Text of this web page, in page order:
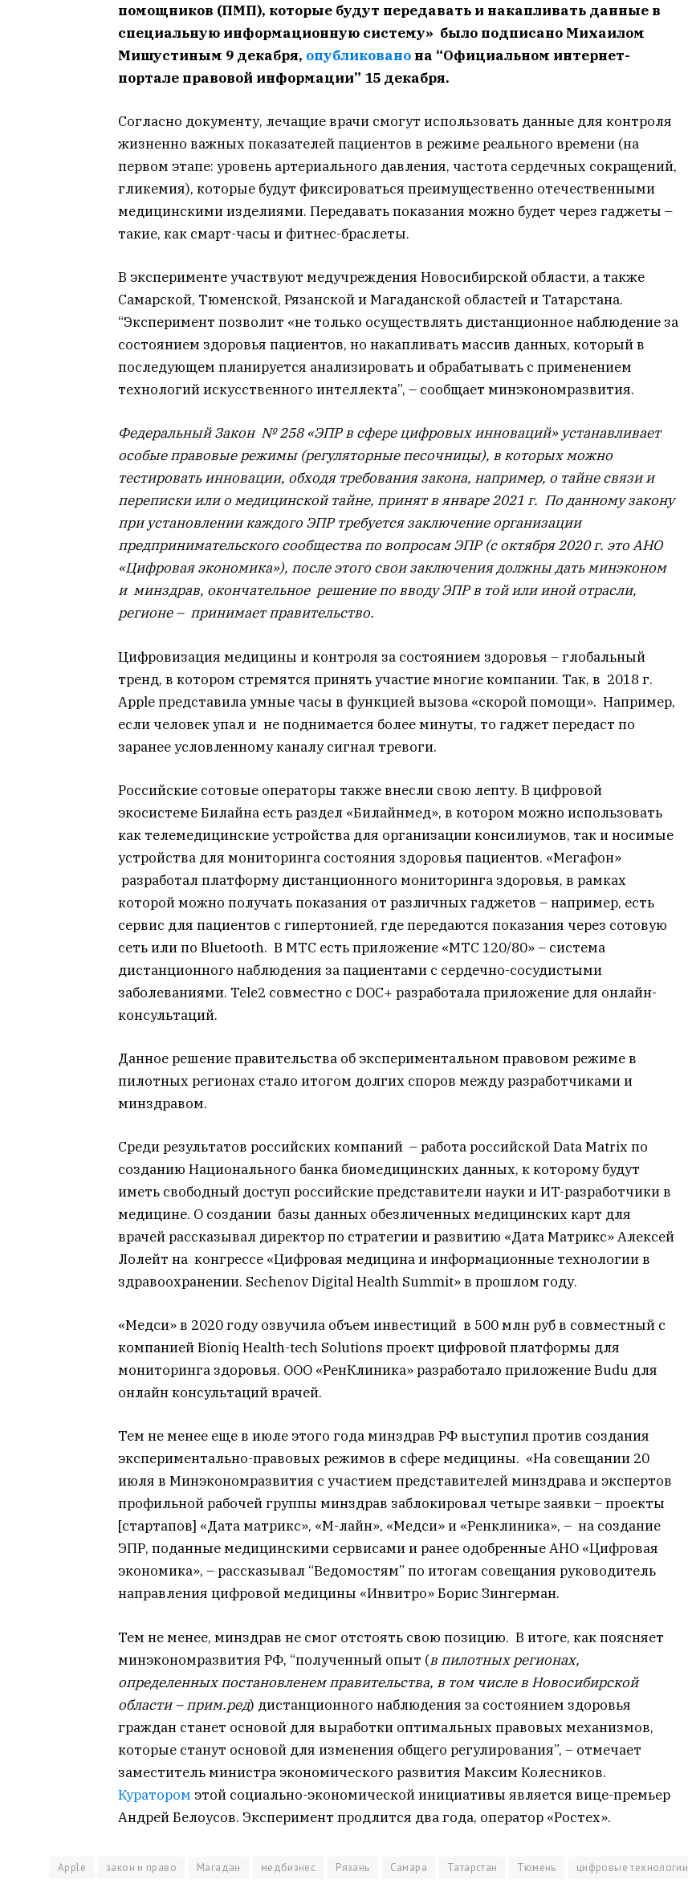
помощников (ПМП), которые будут передавать и накапливать данные в
специальную информационную систему» было подписано Михаилом
Мишустиным 9 декабря, опубликовано на “Официальном интернет-
портале правовой информации” 15 декабря.
Согласно документу, лечащие врачи смогут использовать данные для контроля
жизненно важных показателей пациентов в режиме реального времени (на
первом этапе: уровень артериального давления, частота сердечных сокращений,
гликемия), которые будут фиксироваться преимущественно отечественными
медицинскими изделиями. Передавать показания можно будет через гаджеты –
такие, как смарт-часы и фитнес-браслеты.
В эксперименте участвуют медучреждения Новосибирской области, а также
Самарской, Тюменской, Рязанской и Магаданской областей и Татарстана.
“Эксперимент позволит «не только осуществлять дистанционное наблюдение за
состоянием здоровья пациентов, но накапливать массив данных, который в
последующем планируется анализировать и обрабатывать с применением
технологий искусственного интеллекта”, – сообщает минэкономразвития.
Федеральный Закон № 258 «ЭПР в сфере цифровых инноваций» устанавливает
особые правовые режимы (регуляторные песочницы), в которых можно
тестировать инновации, обходя требования закона, например, о тайне связи и
переписки или о медицинской тайне, принят в январе 2021 г. По данному закону
при установлении каждого ЭПР требуется заключение организации
предпринимательского сообщества по вопросам ЭПР (с октября 2020 г. это АНО
«Цифровая экономика»), после этого свои заключения должны дать минэконом
и минздрав, окончательное решение по вводу ЭПР в той или иной отрасли,
регионе – принимает правительство.
Цифровизация медицины и контроля за состоянием здоровья – глобальный
тренд, в котором стремятся принять участие многие компании. Так, в 2018 г.
Apple представила умные часы в функцией вызова «скорой помощи». Например,
если человек упал и не поднимается более минуты, то гаджет передаст по
заранее условленному каналу сигнал тревоги.
Российские сотовые операторы также внесли свою лепту. В цифровой
экосистеме Билайна есть раздел «Билайнмед», в котором можно использовать
как телемедицинские устройства для организации консилиумов, так и носимые
устройства для мониторинга состояния здоровья пациентов. «Мегафон»
разработал платформу дистанционного мониторинга здоровья, в рамках
которой можно получать показания от различных гаджетов – например, есть
сервис для пациентов с гипертонией, где передаются показания через сотовую
сеть или по Bluetooth. В МТС есть приложение «МТС 120/80» – система
дистанционного наблюдения за пациентами с сердечно-сосудистыми
заболеваниями. Tele2 совместно с DOC+ разработала приложение для онлайн-
консультаций.
Данное решение правительства об экспериментальном правовом режиме в
пилотных регионах стало итогом долгих споров между разработчиками и
минздравом.
Среди результатов российских компаний – работа российской Data Matrix по
созданию Национального банка биомедицинских данных, к которому будут
иметь свободный доступ российские представители науки и ИT-разработчики в
медицине. О создании базы данных обезличенных медицинских карт для
врачей рассказывал директор по стратегии и развитию «Дата Матрикс» Алексей
Лолейт на конгрессе «Цифровая медицина и информационные технологии в
здравоохранении. Sechenov Digital Health Summit» в прошлом году.
«Медси» в 2020 году озвучила объем инвестиций в 500 млн руб в совместный с
компанией Bioniq Health-tech Solutions проект цифровой платформы для
мониторинга здоровья. ООО «РенКлиника» разработало приложение Budu для
онлайн консультаций врачей.
Тем не менее еще в июле этого года минздрав РФ выступил против создания
экспериментально-правовых режимов в сфере медицины. «На совещании 20
июля в Минэкономразвития с участием представителей минздрава и экспертов
профильной рабочей группы минздрав заблокировал четыре заявки – проекты
[стартапов] «Дата матрикс», «М-лайн», «Медси» и «Ренклиника», – на создание
ЭПР, поданные медицинскими сервисами и ранее одобренные АНО «Цифровая
экономика», – рассказывал “Ведомостям” по итогам совещания руководитель
направления цифровой медицины «Инвитро» Борис Зингерман.
Тем не менее, минздрав не смог отстоять свою позицию. В итоге, как поясняет
минэкономразвития РФ, “полученный опыт (в пилотных регионах,
определенных постановленем правительства, в том числе в Новосибирской
области – прим.ред) дистанционного наблюдения за состоянием здоровья
граждан станет основой для выработки оптимальных правовых механизмов,
которые станут основой для изменения общего регулирования”, – отмечает
заместитель министра экономического развития Максим Колесников.
Куратором этой социально-экономической инициативы является вице-премьер
Андрей Белоусов. Эксперимент продлится два года, оператор «Ростех».
Apple закон и право Магадан медбизнес Рязань Самара Татарстан Тюмень цифровые технологии